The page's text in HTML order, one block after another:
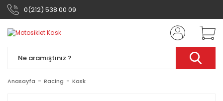
0(212) 538 00 09
Anasayfa Racing Kask